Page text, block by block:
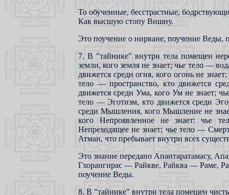
То обученные, бесстрастные,
Как высшую стопу Вишну.
Это поучение о нирване, поучение Веды,
7. В "тайнике" внутри тела помещен
земли, кого земля не знает; чье тело —
движется среди огня, кого огонь не
тело — пространство, кто движется
движется среди Ума, кого Ум не знает;
тело — Эготизм, кто движется среди
среди Мышления, кого Мышление не
кого Непроявленное не знает: чье
Непреходящее не знает; чье тело —
Атман, что пребывает внутри всех
Это знание передано Апантаратамасу,
Гхорангирас — Райкве, Райква — Раме,
поучение Веды.
8. В "тайнике" внутри тела помещен